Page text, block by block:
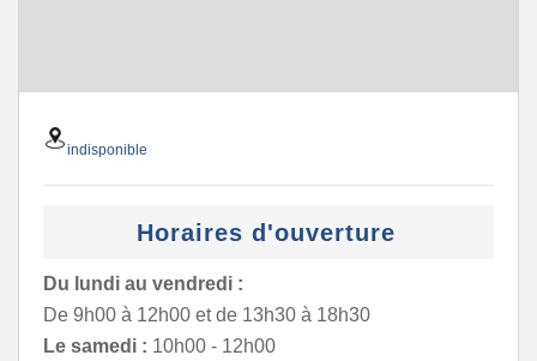
indisponible
Horaires d'ouverture
Du lundi au vendredi :
De 9h00 à 12h00 et de 13h30 à 18h30
Le samedi : 10h00 - 12h00